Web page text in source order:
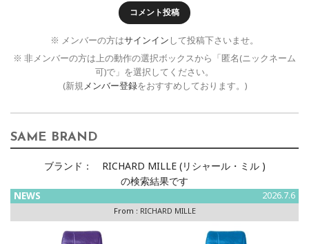
コメント投稿
※ メンバーの方はサインイン して投稿下さいませ。
※ 非メンバーの方は上の動作の選択ボックスから「匿名(ニックネーム
可)で」を選択してください。
(新規メンバー登録をおすすめしております。)
SAME BRAND
ブランド：
RICHARD MILLE (リシャール・ミル )
の検索結果です
NEWS 2026.7.6
From : RICHARD MILLE